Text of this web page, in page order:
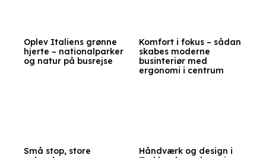
Oplev Italiens grønne
hjerte – nationalparker
og natur på busrejse
Komfort i fokus – sådan
skabes moderne
businteriør med
ergonomi i centrum
Små stop, store
Håndværk og design i